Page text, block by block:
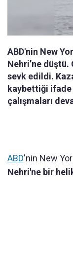
ABD'nin New
Nehri’ne
sevk edildi.
kaybettiği
çalışmaları
ABD'nin New
Nehri'ne bir